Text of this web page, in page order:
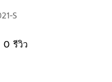
S
รีวิว